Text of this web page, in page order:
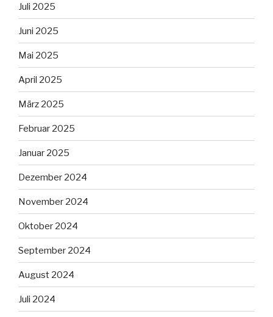
Juli 2025
Juni 2025
Mai 2025
April 2025
März 2025
Februar 2025
Januar 2025
Dezember 2024
November 2024
Oktober 2024
September 2024
August 2024
Juli 2024